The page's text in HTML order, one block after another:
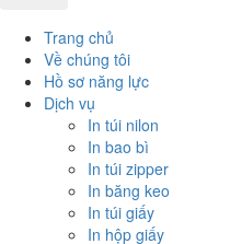
Trang chủ
Về chúng tôi
Hồ sơ năng lực
Dịch vụ
In túi nilon
In bao bì
In túi zipper
In băng keo
In túi giấy
In hộp giấy